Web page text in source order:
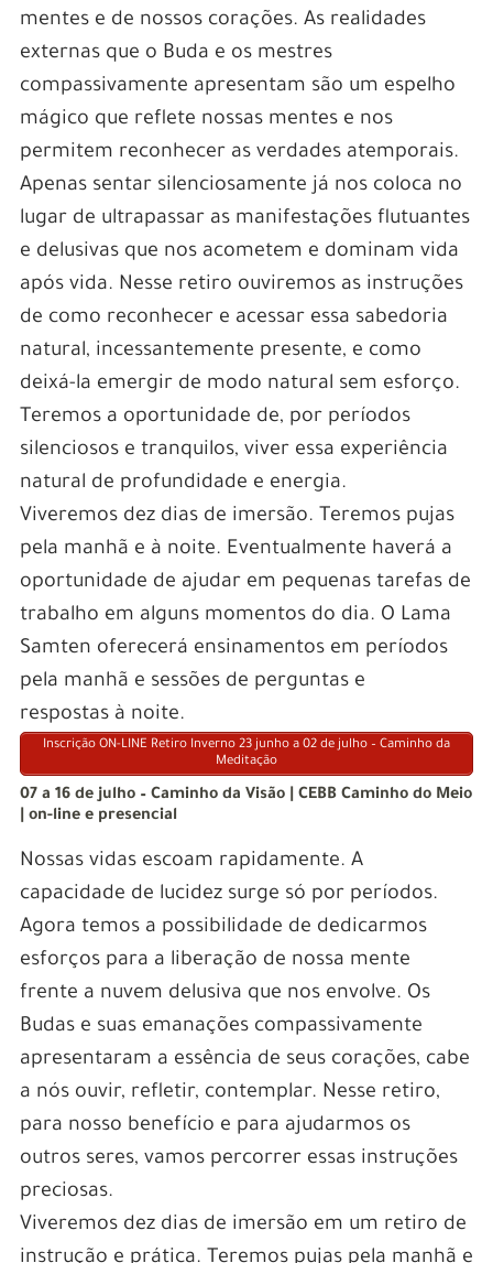
mentes e de nossos corações. As realidades
externas que o Buda e os mestres
compassivamente apresentam são um espelho
mágico que reflete nossas mentes e nos
permitem reconhecer as verdades atemporais.
Apenas sentar silenciosamente já nos coloca no
lugar de ultrapassar as manifestações flutuantes
e delusivas que nos acometem e dominam vida
após vida. Nesse retiro ouviremos as instruções
de como reconhecer e acessar essa sabedoria
natural, incessantemente presente, e como
deixá-la emergir de modo natural sem esforço.
Teremos a oportunidade de, por períodos
silenciosos e tranquilos, viver essa experiência
natural de profundidade e energia.
Viveremos dez dias de imersão. Teremos pujas
pela manhã e à noite. Eventualmente haverá a
oportunidade de ajudar em pequenas tarefas de
trabalho em alguns momentos do dia. O Lama
Samten oferecerá ensinamentos em períodos
pela manhã e sessões de perguntas e
respostas à noite.
Inscrição ON-LINE Retiro Inverno 23 junho a 02 de julho – Caminho da
Meditação
07 a 16 de julho – Caminho da Visão | CEBB Caminho do Meio
| on-line e presencial
Nossas vidas escoam rapidamente. A
capacidade de lucidez surge só por períodos.
Agora temos a possibilidade de dedicarmos
esforços para a liberação de nossa mente
frente a nuvem delusiva que nos envolve. Os
Budas e suas emanações compassivamente
apresentaram a essência de seus corações, cabe
a nós ouvir, refletir, contemplar. Nesse retiro,
para nosso benefício e para ajudarmos os
outros seres, vamos percorrer essas instruções
preciosas.
Viveremos dez dias de imersão em um retiro de